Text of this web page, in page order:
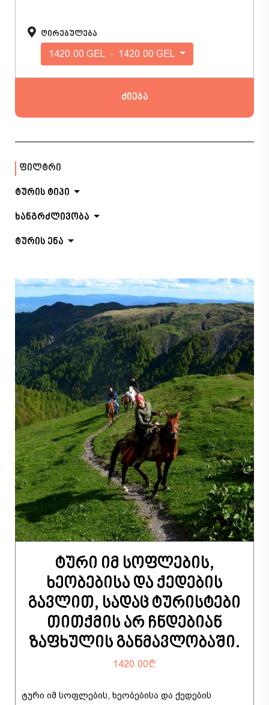
ღირებულება
1420.00 GEL - 1420.00 GEL
ძიება
ფილტრი
ტურის ტიპი
ხანგრძლივობა
ტურის ენა
ტური იმ სოფლების,
ხეობებისა და ქედების
გავლით, სადაც ტურისტები
თითქმის არ ჩნდებიან
ზაფხულის განმავლობაში.
1420.00
ტური იმ სოფლების, ხეობებისა და ქედების